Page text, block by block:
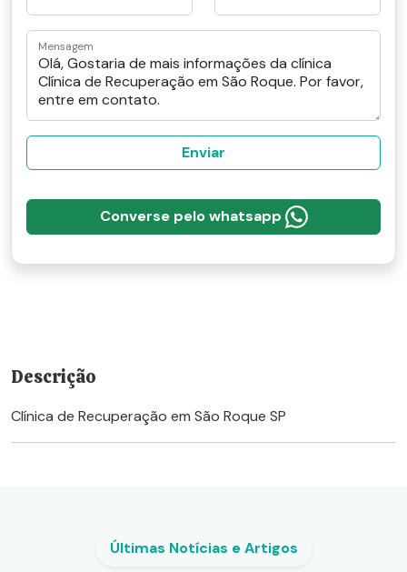
Mensagem
Enviar
Converse pelo whatsapp
Descrição
Clínica de Recuperação em São Roque SP
Últimas Notícias e Artigos